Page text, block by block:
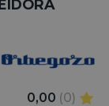
0,00 (0)